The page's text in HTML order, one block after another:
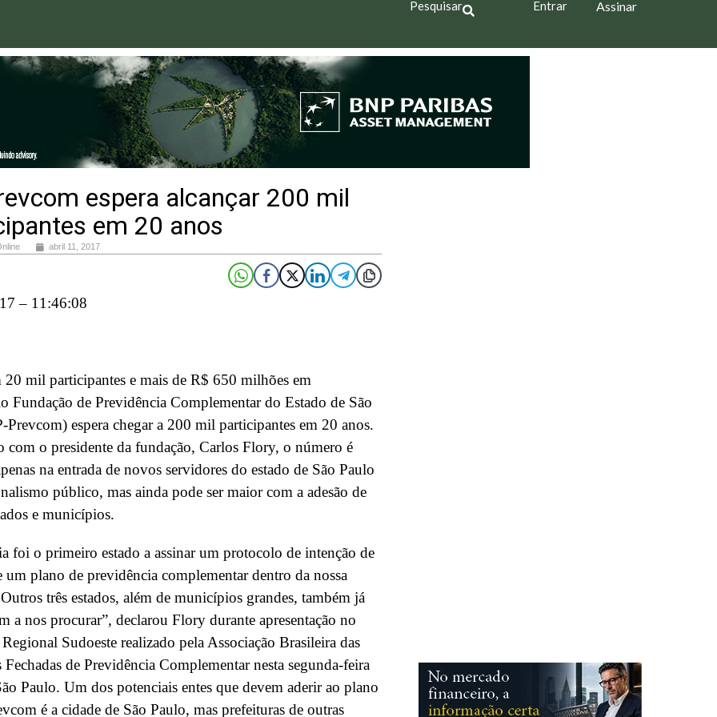
Pesquisar Entrar Assinar
espera alcançar 200 mil
em 20 anos
abril 11, 2017
– 11:46:08
mil participantes e mais de R$ 650 milhões em
Fundação de Previdência Complementar do Estado de São
Prevcom) espera chegar a 200 mil participantes em 20 anos.
com o presidente da fundação, Carlos Flory, o número é
na entrada de novos servidores do estado de São Paulo
público, mas ainda pode ser maior com a adesão de
e municípios.
foi o primeiro estado a assinar um protocolo de intenção de
um plano de previdência complementar dentro da nossa
três estados, além de municípios grandes, também já
a nos procurar”, declarou Flory durante apresentação no
Sudoeste realizado pela Associação Brasileira das
Fechadas de Previdência Complementar nesta segunda-feira
Paulo. Um dos potenciais entes que devem aderir ao plano
é a cidade de São Paulo, mas prefeituras de outras